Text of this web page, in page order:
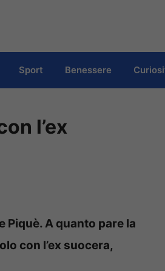
Sport Benessere
l’ex
Piquè. A quanto pare la
con l’ex suocera,